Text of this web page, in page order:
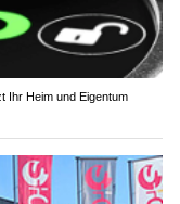
Ihr Heim und Eigentum